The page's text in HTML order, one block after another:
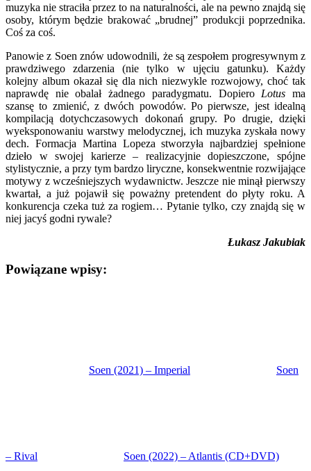
muzyka nie straciła przez to na naturalności, ale na pewno znajdą się
osoby, którym będzie brakować „brudnej” produkcji poprzednika.
Coś za coś.
Panowie z Soen znów udowodnili, że są zespołem progresywnym z
prawdziwego zdarzenia (nie tylko w ujęciu gatunku). Każdy
kolejny album okazał się dla nich niezwykle rozwojowy, choć tak
naprawdę nie obalał żadnego paradygmatu. Dopiero Lotusma
szansę to zmienić, z dwóch powodów. Po pierwsze, jest idealną
kompilacją dotychczasowych dokonań grupy. Po drugie, dzięki
wyeksponowaniu warstwy melodycznej, ich muzyka zyskała nowy
dech. Formacja Martina Lopeza stworzyła najbardziej spełnione
dzieło w swojej karierze – realizacyjnie dopieszczone, spójne
stylistycznie, a przy tym bardzo liryczne, konsekwentnie rozwijające
motywy z wcześniejszych wydawnictw. Jeszcze nie minął pierwszy
kwartał, a już pojawił się poważny pretendent do płyty roku. A
konkurencja czeka tuż za rogiem… Pytanie tylko, czy znajdą się w
niej jacyś godni rywale?
Łukasz Jakubiak
Powiązane wpisy:
Soen (2021) – Imperial Soen
– Rival Soen (2022) – Atlantis (CD+DVD)